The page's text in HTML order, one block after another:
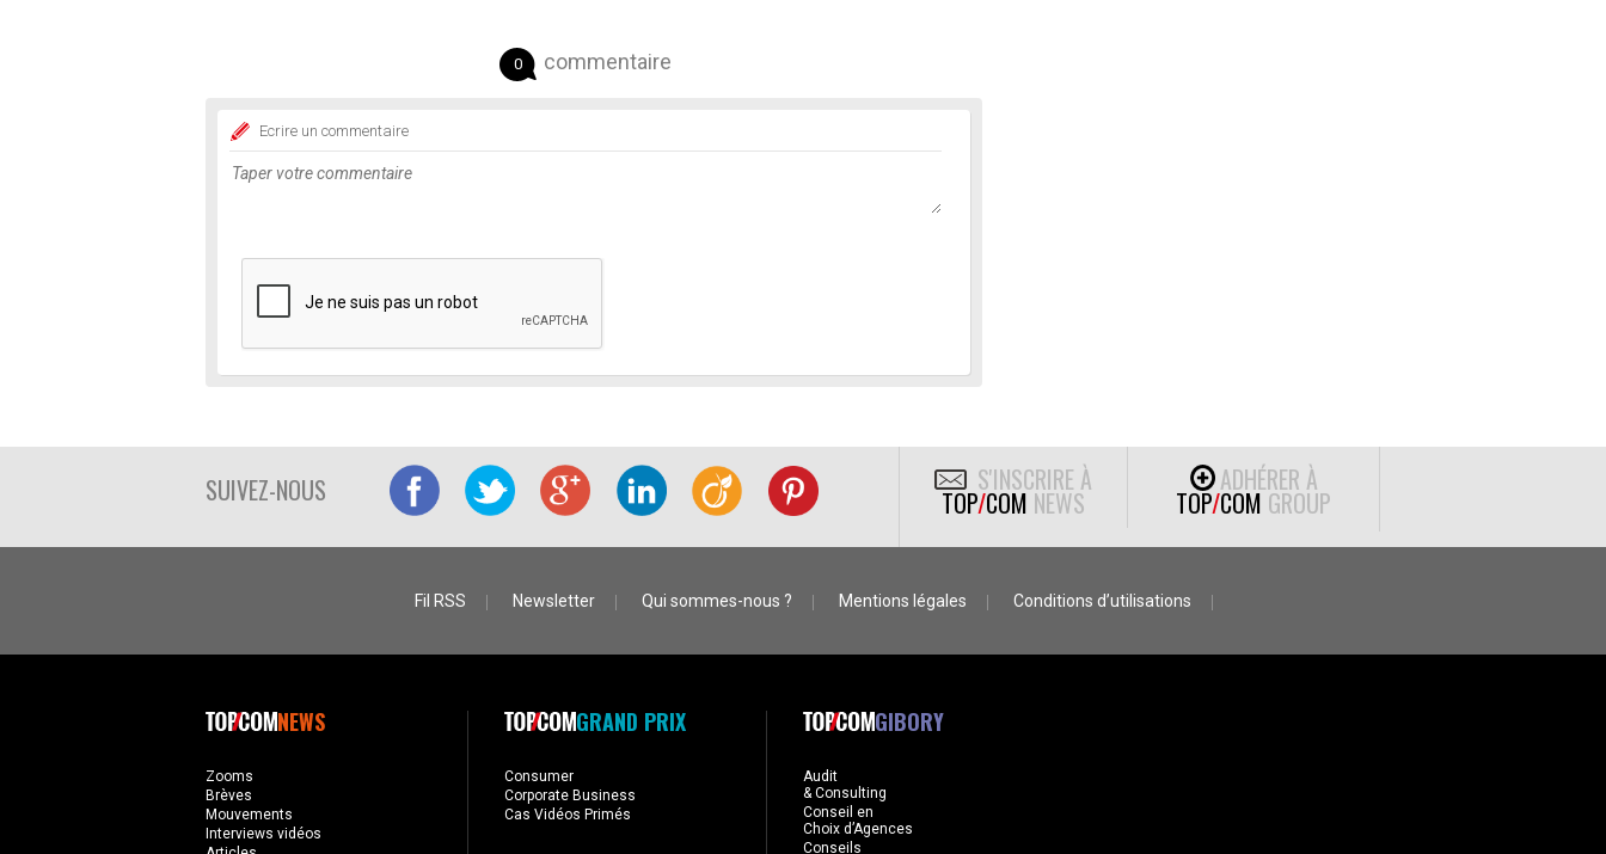
0 commentaire
Ecrire un commentaire
SUIVEZ-NOUS S'INSCRIRE À
TOP/COM NEWS
ADHÉRER À
TOP/COM GROUP
Fil RSS Newsletter Qui sommes-nous ? Mentions légales Conditions d’utilisations
NEWS
Zooms
Brèves
Mouvements
Interviews vidéos
GRAND PRIX
Consumer
Corporate Business
Cas Vidéos Primés
GIBORY
Audit
& Consulting
Conseil en
Choix d’Agences
Conseils